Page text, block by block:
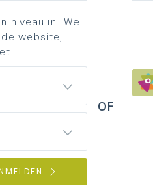
22-23-24 (afgesloten
niveau in. We
website,